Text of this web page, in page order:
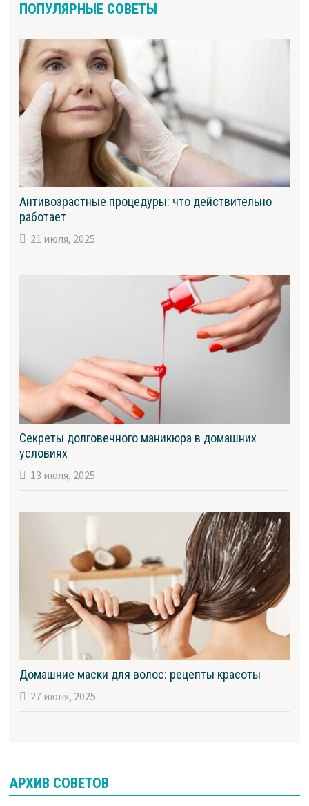
ПОПУЛЯРНЫЕ СОВЕТЫ
Антивозрастные процедуры: что действительно
работает
21 июля, 2025
Секреты долговечного маникюра в домашних
условиях
13 июля, 2025
Домашние маски для волос: рецепты красоты
27 июня, 2025
АРХИВ СОВЕТОВ